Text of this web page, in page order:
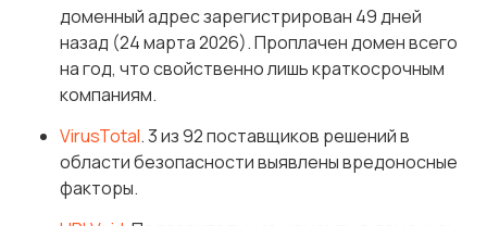
доменный адрес зарегистрирован 49 дней
назад (24 марта 2026). Проплачен домен всего
на год, что свойственно лишь краткосрочным
компаниям.
VirusTotal. 3 из 92 поставщиков решений в
области безопасности выявлены вредоносные
факторы.